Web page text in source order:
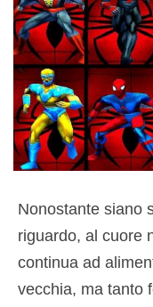
Nonostante siano
riguardo, al cuore
continua ad
vecchia, ma tanto